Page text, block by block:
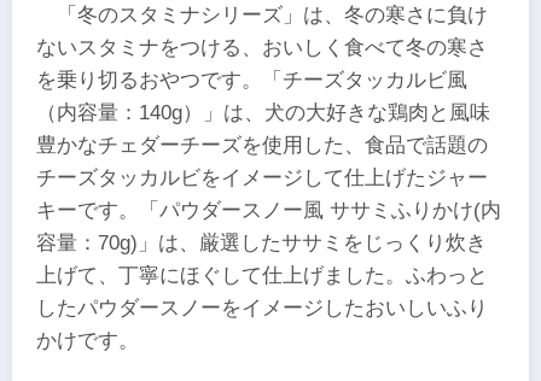
「冬のスタミナシリーズ」は、冬の寒さに負け
ないスタミナをつける、おいしく食べて冬の寒さ
を乗り切るおやつです。「チーズタッカルビ風
（内容量：140g）」は、犬の大好きな鶏肉と風味
豊かなチェダーチーズを使用した、食品で話題の
チーズタッカルビをイメージして仕上げたジャー
キーです。「パウダースノー風 ササミふりかけ(内
容量：70g)」は、厳選したササミをじっくり炊き
上げて、丁寧にほぐして仕上げました。ふわっと
したパウダースノーをイメージしたおいしいふり
かけです。